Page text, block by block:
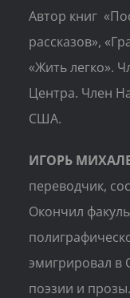
Автор книг
рассказов»,
«Жить легко».
Центра. Член
США.
ИГОРЬ
переводчик,
Окончил
эмигрировал в
поэзии и